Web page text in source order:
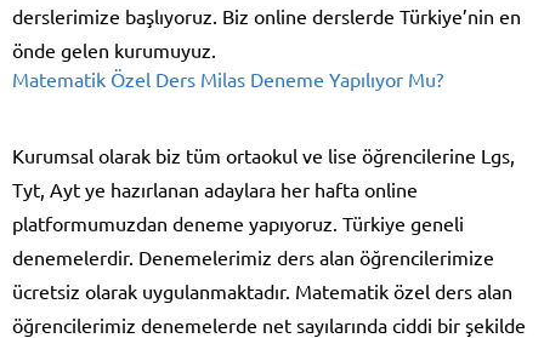
derslerimize başlıyoruz. Biz online derslerde Türkiye’nin en
önde gelen kurumuyuz.
Matematik Özel Ders Milas Deneme Yapılıyor Mu?
Kurumsal olarak biz tüm ortaokul ve lise öğrencilerine Lgs,
Tyt, Ayt ye hazırlanan adaylara her hafta online
platformumuzdan deneme yapıyoruz. Türkiye geneli
denemelerdir. Denemelerimiz ders alan öğrencilerimize
ücretsiz olarak uygulanmaktadır. Matematik özel ders alan
öğrencilerimiz denemelerde net sayılarında ciddi bir şekilde